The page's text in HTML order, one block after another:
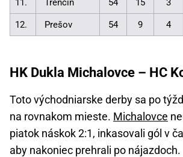
12. Prešov 54 9 4
HK Dukla Michalovce – HC
Toto východniarske derby sa po
na rovnakom mieste. Michalovce
piatok náskok 2:1, inkasovali gól v
aby nakoniec prehrali po